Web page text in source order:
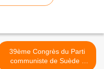
39ème Congrès du Parti
communiste de Suède -